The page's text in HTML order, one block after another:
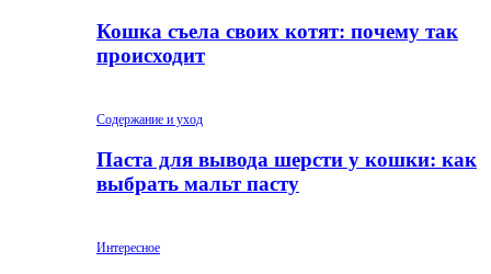
Кошка съела своих котят: почему так
происходит
Содержание и уход
Паста для вывода шерсти у кошки: как
выбрать мальт пасту
Интересное